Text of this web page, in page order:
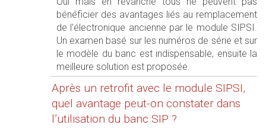
bénéficier des avantages liés au remplacement
de l’électronique ancienne par le module SIPSI.
Un examen basé sur les numéros de série et sur
le modèle du banc est indispensable, ensuite la
meilleure solution est proposée.
Après un retrofit avec le module SIPSI,
quel avantage peut-on constater dans
l’utilisation du banc SIP ?